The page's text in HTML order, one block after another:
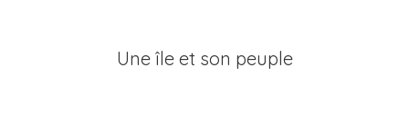
Une île et son peuple